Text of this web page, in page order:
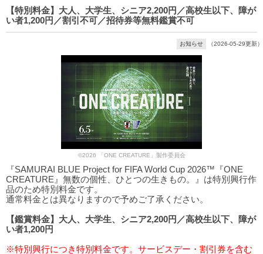
【特別料金】大人、大学生、シニア2,200円／高校生以下、障が
い者1,200円／割引不可／招待券等無料鑑賞不可
お知らせ （2026-05-29更新）
©2026 「ONE CREATURE」製作委員会
『SAMURAI BLUE Project for FIFA World Cup 2026™『ONE
CREATURE』無数の個性、ひとつの生きもの。』は特別興行作
品のため特別料金です。
通常料金とは異なりますので予めご了承ください。
【鑑賞料金】大人、大学生、シニア2,200円／高校生以下、障が
い者1,200円
※特別興行につき特別料金です。サービスデー・割引券を含む